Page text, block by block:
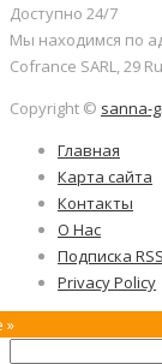
Доступно 24/7
Мы находимся по
Cofrance SARL, 29
Copyright © sanna-
Главная
Карта сайта
Контакты
О Нас
Подписка RSS
Privacy Policy
»